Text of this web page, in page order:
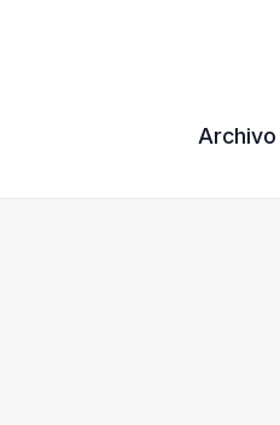
Archivo